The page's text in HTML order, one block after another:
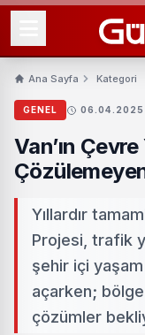
Ana Sayfa Kategori
GENEL 06.04.2025
Van’ın
Çözülemeyen
Yıllardır
Projesi, trafik
şehir içi
açarken; bölge
çözümler